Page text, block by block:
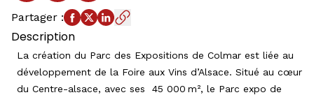
Partager :
Description
La création du Parc des Expositions de Colmar est liée au
développement de la Foire aux Vins d’Alsace. Situé au cœur
du Centre-alsace, avec ses 45 000 m², le Parc expo de